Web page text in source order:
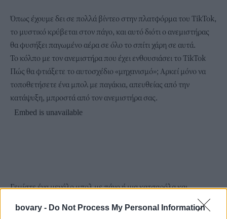
bovary - Do Not Process My Personal Information
Όπως έχουμε δει σε πολλά βίντεο στην πλατφόρμα του TikTok,
το μυστικό κρύβεται στον πάγο, και αυτό διότι ο ανεμιστήρας
θα φυσήξει παγωμένο αέρα σε όλο το σπίτι χάρη σε αυτά.
Το κόλπο με τον ανεμιστήρα που έχει ενθουσιάσει το TikTok
Πώς θα φτιάξετε το αυτοσχέδιο «μηχανισμό»; Αρκεί μόνο να
τοποθετήσετε ένα μπολ με παγάκια, απευθείας από την
κατάψυξη, μπροστά από τον ανεμιστήρα σας.
Γεμίστε ένα μεγάλο μπολ με πάγο ή μια κατσαρόλα και
ακουμπώντας το σε ένα τραπέζι. Ρυθμίστε τον ανεμιστήρα σας